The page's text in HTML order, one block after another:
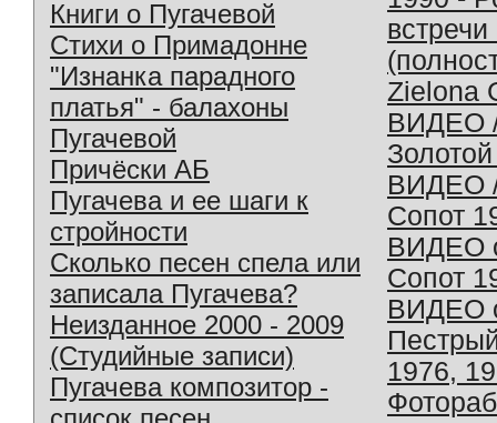
Книги о Пугачевой
Стихи о Примадонне
"Изнанка парадного
платья" - балахоны
Пугачевой
Причёски АБ
Пугачева и ее шаги к
стройности
Сколько песен спела или
записала Пугачева?
Неизданное 2000 - 2009
(Студийные записи)
Пугачева композитор -
Zielona
ВИДЕО
ВИДЕО
Сопот
ВИДЕО
Сопот
ВИДЕО
1976,